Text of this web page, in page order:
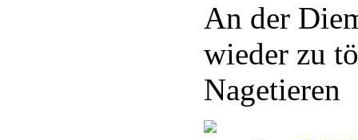
An der
wieder zu
Nagetieren